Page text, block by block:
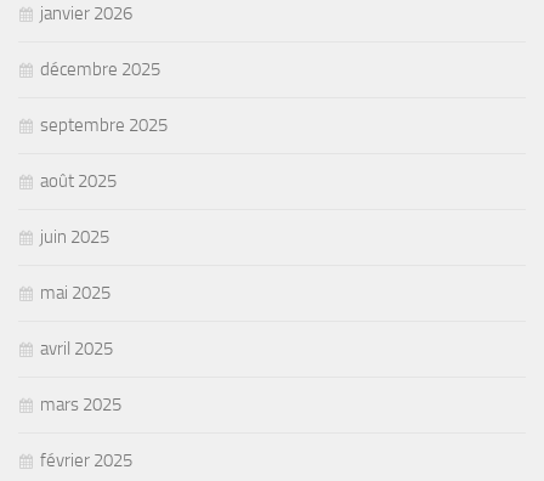
janvier 2026
décembre 2025
septembre 2025
août 2025
juin 2025
mai 2025
avril 2025
mars 2025
février 2025